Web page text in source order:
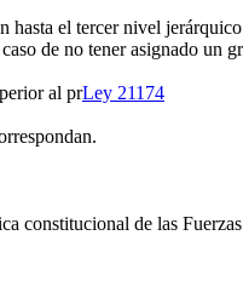
hasta el tercer nivel
de no tener asignado un
al prLey 21174
constitucional de las Fuerzas